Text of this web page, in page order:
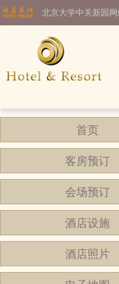
北京大学中关新园
首页
客房预订
会场预订
酒店设施
酒店照片